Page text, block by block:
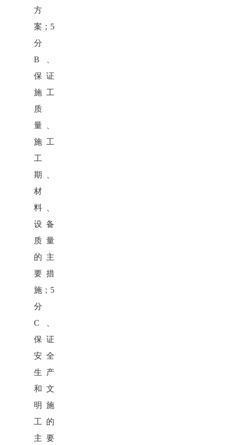
方
案 ； 5
分
B、
保证
施工
质
量、
施工
工
期、
材
料、
设备
质量
的主
要措
施； 5
分
C、
保证
安全
生产
和文
明施
工的
主要